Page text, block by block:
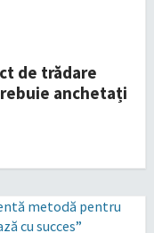
de trădare
anchetați